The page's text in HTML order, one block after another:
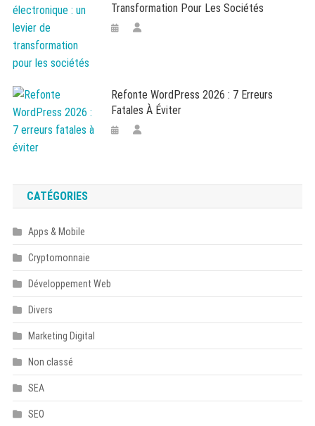
Transformation Pour Les Sociétés
Refonte WordPress 2026 : 7 Erreurs
Fatales À Éviter
CATÉGORIES
Apps & Mobile
Cryptomonnaie
Développement Web
Divers
Marketing Digital
Non classé
SEA
SEO